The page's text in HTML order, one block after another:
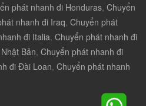
phát nhanh đi Honduras, Chuyển
nhanh đi Iraq, Chuyển phát
đi Italia, Chuyển phát nhanh đi
Bản, Chuyển phát nhanh đi
đi Đài Loan, Chuyển phát nhanh